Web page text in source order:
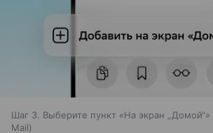
Шаг 3. Выберите пункт «На экран „Домой“»
Mail